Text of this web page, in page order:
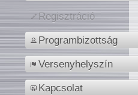
Regisztráció
Programbizottság
Versenyhelyszín
Kapcsolat